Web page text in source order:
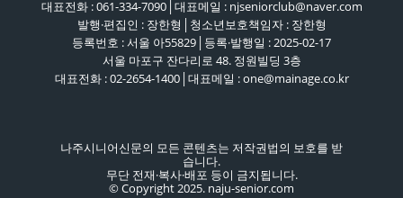
대표전화 : 061-334-7090│대표메일 : njseniorclub@naver.com
발행·편집인 : 장한형│청소년보호책임자 : 장한형
등록번호 : 서울 아55829│등록·발행일 : 2025-02-17
서울 마포구 잔다리로 48. 정원빌딩 3층
대표전화 : 02-2654-1400│대표메일 : one@mainage.co.kr
나주시니어신문의 모든 콘텐츠는 저작권법의 보호를 받
습니다.
무단 전재·복사·배포 등이 금지됩니다.
© Copyright 2025. naju-senior.com